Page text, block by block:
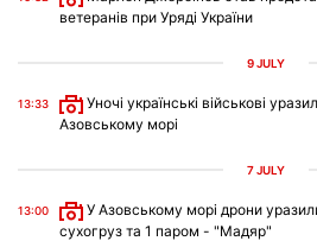
ветеранів при Уряді України
9 JULY
13:33
Уночі українські військові
Азовському морі
7 JULY
13:00
У Азовському морі дрони
сухогруз та 1 паром - "Мадяр"